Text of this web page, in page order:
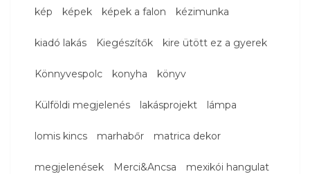
kép képek képek a falon kézimunka
kiadó lakás Kiegészítők kire ütött ez a gyerek
Könnyvespolc konyha könyv
Külföldi megjelenés lakásprojekt lámpa
lomis kincs marhabőr matrica dekor
megjelenések Merci&Ancsa mexikói hangulat